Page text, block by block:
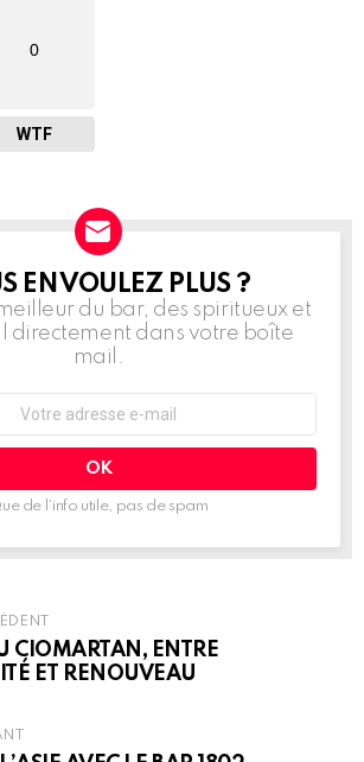
0
WTF
EN VOULEZ PLUS ?
du bar, des spiritueux et
directement dans votre boîte
mail.
de l’info utile, pas de spam
CIOMARTAN, ENTRE
ET RENOUVEAU